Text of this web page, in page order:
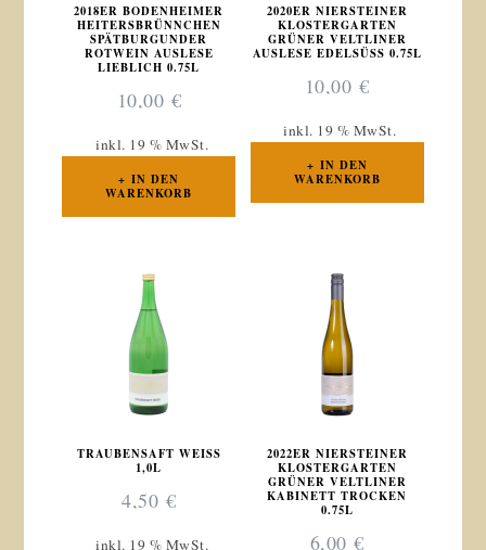
2018ER BODENHEIMER
HEITERSBRÜNNCHEN
SPÄTBURGUNDER
ROTWEIN AUSLESE
LIEBLICH 0.75L
10,00 €
inkl. 19 % MwSt.
IN DEN
WARENKORB
2020ER NIERSTEINER
KLOSTERGARTEN
GRÜNER VELTLINER
AUSLESE EDELSÜSS 0.75L
10,00 €
inkl. 19 % MwSt.
IN DEN
WARENKORB
TRAUBENSAFT WEISS 1
,0L
4,50 €
inkl. 19 % MwSt.
2022ER NIERSTEINER
KLOSTERGARTEN
GRÜNER VELTLINER
KABINETT TROCKEN
0.75L
6,00€